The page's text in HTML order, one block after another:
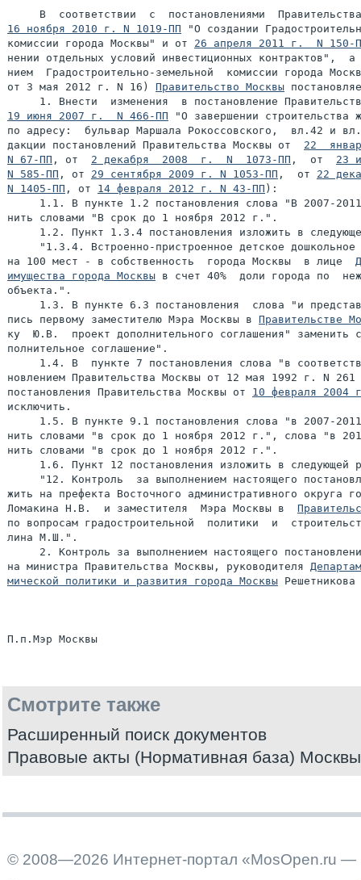
16 ноября 2010 г. N 1019-ПП "О создании
комиссии города Москвы" и от 26 апреля 2011 г.  N 150-
нении отдельных условий инвестиционных контрактов",
нием  Градостроительно-земельной  комиссии города
от 3 мая 2012 г. N 16) Правительство Москвы
19 июня 2007 г.  N 466-ПП "О завершении строительства
по адресу:  бульвар Маршала Рокоссовского,  вл.42 и
дакции постановлений Правительства Москвы от 22
N 67-ПП , от 2 декабря  2008  г.  N  1073-ПП ,  от 23
N 585-ПП , от 29 сентября 2009 г. N 1053-ПП ,  от 22
N 1405-ПП , от 14 февраля 2012 г. N 43-ПП ):
1.1. В пункте 1.2 постановления слова "В 2007-
нить словами "В срок до 1 ноября 2012 г.".
1.2. Пункт 1.3.4 постановления изложить в
"1.3.4. Встроенно-пристроенное детское дошкольное
на 100 мест - в собственность  города Москвы  в лице
имущества города Москвы в счет 40%  доли города по
объекта.".
1.3. В пункте 6.3 постановления  слова "и
пись первому заместителю Мэра Москвы в Правительстве
ку  Ю.В.  проект дополнительного соглашения" заменить
полнительное соглашение".
1.4. В  пункте 7 постановления слова "в
новлением Правительства Москвы от 12 мая 1992 г. N
постановления Правительства Москвы от 10 февраля 2004
исключить.
1.5. В пункте 9.1 постановления слова "в 2007-
нить словами "в срок до 1 ноября 2012 г.", слова "в
нить словами "в срок до 1 ноября 2012 г.".
1.6. Пункт 12 постановления изложить в следующей
"12. Контроль  за выполнением настоящего
жить на префекта Восточного административного округа
Ломакина Н.В.  и заместителя  Мэра Москвы в
по вопросам градостроительной  политики  и
лина М.Ш.".
2. Контроль за выполнением настоящего
на министра Правительства Москвы, руководителя
мической политики и развития города Москвы
Смотрите также
Расширенный поиск документов
Правовые акты (Нормативная база) Москвы
© 2008—2026 Интернет-портал «MosOpen.ru —